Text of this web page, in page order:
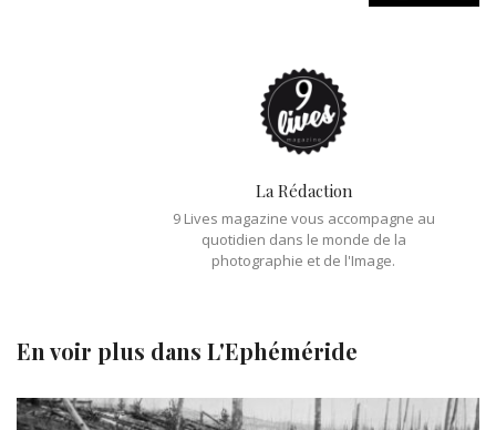
La Rédaction
9 Lives magazine vous accompagne au
quotidien dans le monde de la
photographie et de l'Image.
En voir plus dans L'Ephéméride